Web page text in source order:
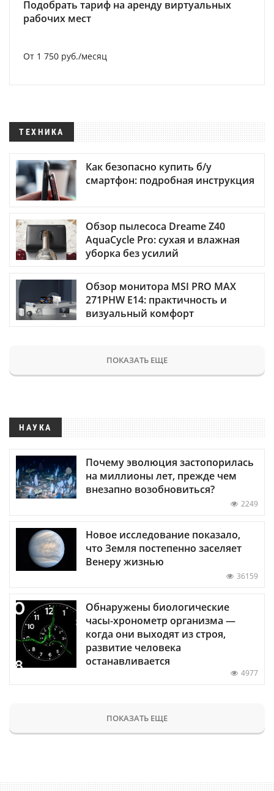
Подобрать тариф на аренду виртуальных
рабочих мест
От 1 750 руб./месяц
ТЕХНИКА
Как безопасно купить б/у
смартфон: подробная инструкция
Обзор пылесоса Dreame Z40
AquaCycle Pro: сухая и влажная
уборка без усилий
Обзор монитора MSI PRO MAX
271PHW E14: практичность и
визуальный комфорт
ПОКАЗАТЬ ЕЩЕ
НАУКА
Почему эволюция застопорилась
на миллионы лет, прежде чем
внезапно возобновиться?
2249
Новое исследование показало,
что Земля постепенно заселяет
Венеру жизнью
36159
Обнаружены биологические
часы-хронометр организма —
когда они выходят из строя,
развитие человека
останавливается
4977
ПОКАЗАТЬ ЕЩЕ